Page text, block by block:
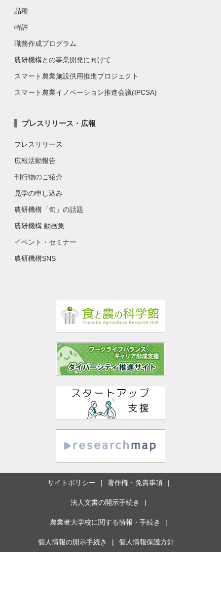
品種
特許
職務作成プログラム
農研機構との事業開発に向けて
スマート農業施設供用推進プロジェクト
スマート農業イノベーション推進会議(IPCSA)
プレスリリース・広報
プレスリリース
広報活動報告
刊行物のご紹介
見学の申し込み
農研機構「旬」の話題
農研機構 動画集
イベント・セミナー
農研機構SNS
サイトポリシー 著作権・免責事項
法人文書の開示手続き
農業者大学校に関する情報・手続き
個人情報の開示手続き 個人情報保護方針